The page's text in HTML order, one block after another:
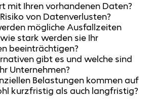
mit Ihren vorhandenen Daten?
von Datenverlusten?
mögliche Ausfallzeiten
stark werden sie Ihr
beeinträchtigen?
gibt es und welche sind
Unternehmen?
Belastungen kommen auf
kurzfristig als auch langfristig?